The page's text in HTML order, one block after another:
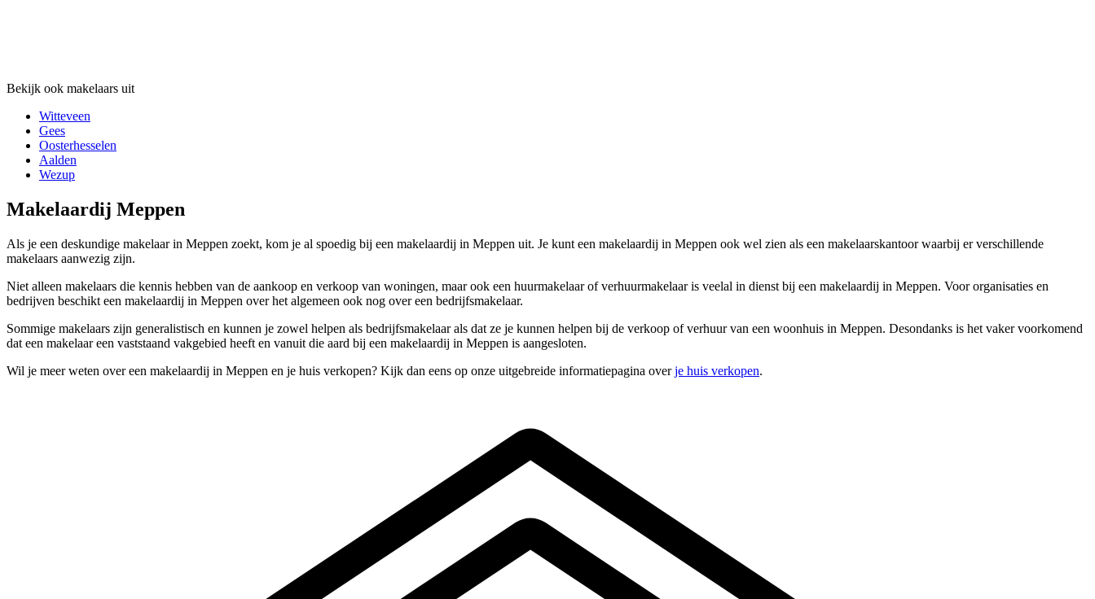
Bekijk ook makelaars uit
Witteveen
Gees
Oosterhesselen
Aalden
Wezup
Makelaardij Meppen
Als je een deskundige makelaar in Meppen zoekt, kom je al spoedig bij een makelaardij in Meppen uit. Je kunt een makelaardij in Meppen ook wel zien als een makelaarskantoor waarbij er verschillende
makelaars aanwezig zijn.
Niet alleen makelaars die kennis hebben van de aankoop en verkoop van woningen, maar ook een huurmakelaar of verhuurmakelaar is veelal in dienst bij een makelaardij in Meppen. Voor organisaties en
bedrijven beschikt een makelaardij in Meppen over het algemeen ook nog over een bedrijfsmakelaar.
Sommige makelaars zijn generalistisch en kunnen je zowel helpen als bedrijfsmakelaar als dat ze je kunnen helpen bij de verkoop of verhuur van een woonhuis in Meppen. Desondanks is het vaker voorkomend
dat een makelaar een vaststaand vakgebied heeft en vanuit die aard bij een makelaardij in Meppen is aangesloten.
Wil je meer weten over een makelaardij in Meppen en je huis verkopen? Kijk dan eens op onze uitgebreide informatiepagina overje huis verkopen.